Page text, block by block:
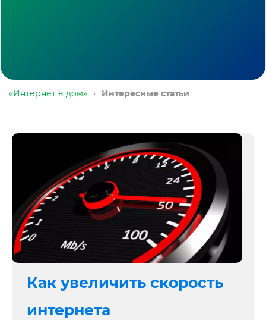
«Интернет в дом» › Интересные статьи
Как увеличить скорость
интернета